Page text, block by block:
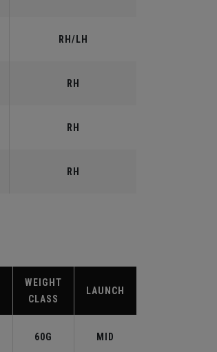
RH/LH
RH
RH
RH
WEIGHT
CLASS
LAUNCH
60G MID